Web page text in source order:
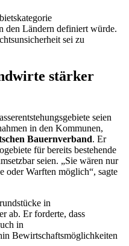
den Ländern definiert würde.
sei zu
stärker
seien
in den Kommunen,
Bauernverband. Er
für bereits bestehende
seien. „Sie wären nur
oder Warften möglich“, sagte
in
ab. Er forderte, dass
in
Bewirtschaftsmöglichkeiten